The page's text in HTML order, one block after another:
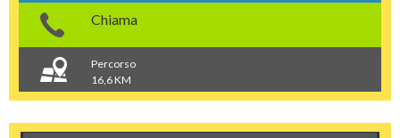
Chiama
Percorso
16,6 KM